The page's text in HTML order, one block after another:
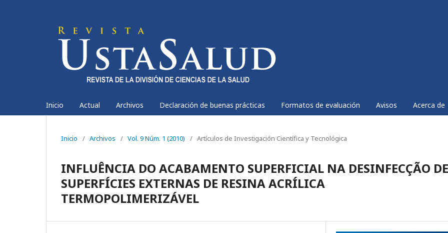
Inicio Actual Archivos Declaración de buenas prácticas Formatos de evaluación Avisos Acerca de
Inicio / Archivos / Vol. 9 Núm. 1 (2010) / Artículos de Investigación Científica y Tecnológica
INFLUÊNCIA DO ACABAMENTO SUPERFICIAL NA DESINFECÇÃO DE
SUPERFÍCIES EXTERNAS DE RESINA ACRÍLICA
TERMOPOLIMERIZÁVEL